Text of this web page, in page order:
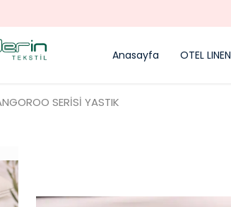
Anasayfa OTEL LINEN
SERİSİ YASTIK